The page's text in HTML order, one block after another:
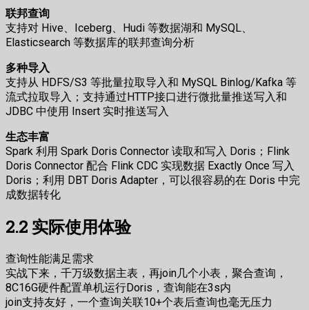
联邦查询
支持对 Hive、Iceberg、Hudi 等数据湖和 MySQL、
Elasticsearch 等数据库的联邦查询分析
多种导入
支持从 HDFS/S3 等批量拉取导入和 MySQL Binlog/Kafka 等
流式拉取导入；支持通过HTTP接口进行微批量推送写入和
JDBC 中使用 Insert 实时推送写入
生态丰富
Spark 利用 Spark Doris Connector 读取和写入 Doris；Flink
Doris Connector 配合 Flink CDC 实现数据 Exactly Once 写入
Doris；利用 DBT Doris Adapter，可以很容易的在 Doris 中完
成数据转化
2.2 实际使用体验
查询性能满足需求
实战下来，千万级数据主表，再join几个小表，聚合查询，
8C16G硬件配置单机运行Doris，查询能在3s内
join支持友好，一个查询关联10+个表后查询也毫无压力